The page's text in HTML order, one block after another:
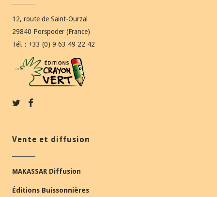
12, route de Saint-Ourzal
29840 Porspoder (France)
Tél. : +33 (0) 9 63 49 22 42
Vente et diffusion
MAKASSAR Diffusion
Éditions Buissonnières